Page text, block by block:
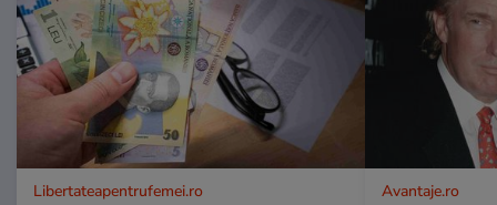
Libertateapentrufemei.ro Avantaje.ro